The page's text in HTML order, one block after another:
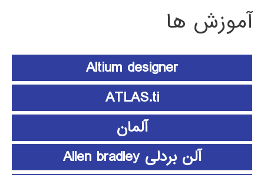
آموزش ها
Altium designer
ATLAS.ti
آلمان
آلن بردلی Allen bradley